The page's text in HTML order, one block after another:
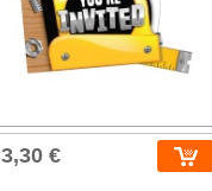
3,30 €